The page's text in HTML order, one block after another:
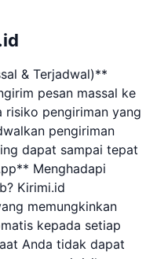
& Terjadwal)**
pesan massal ke
risiko pengiriman yang
pengiriman
dapat sampai tepat
Menghadapi
Kirimi.id
memungkinkan
kepada setiap
Anda tidak dapat